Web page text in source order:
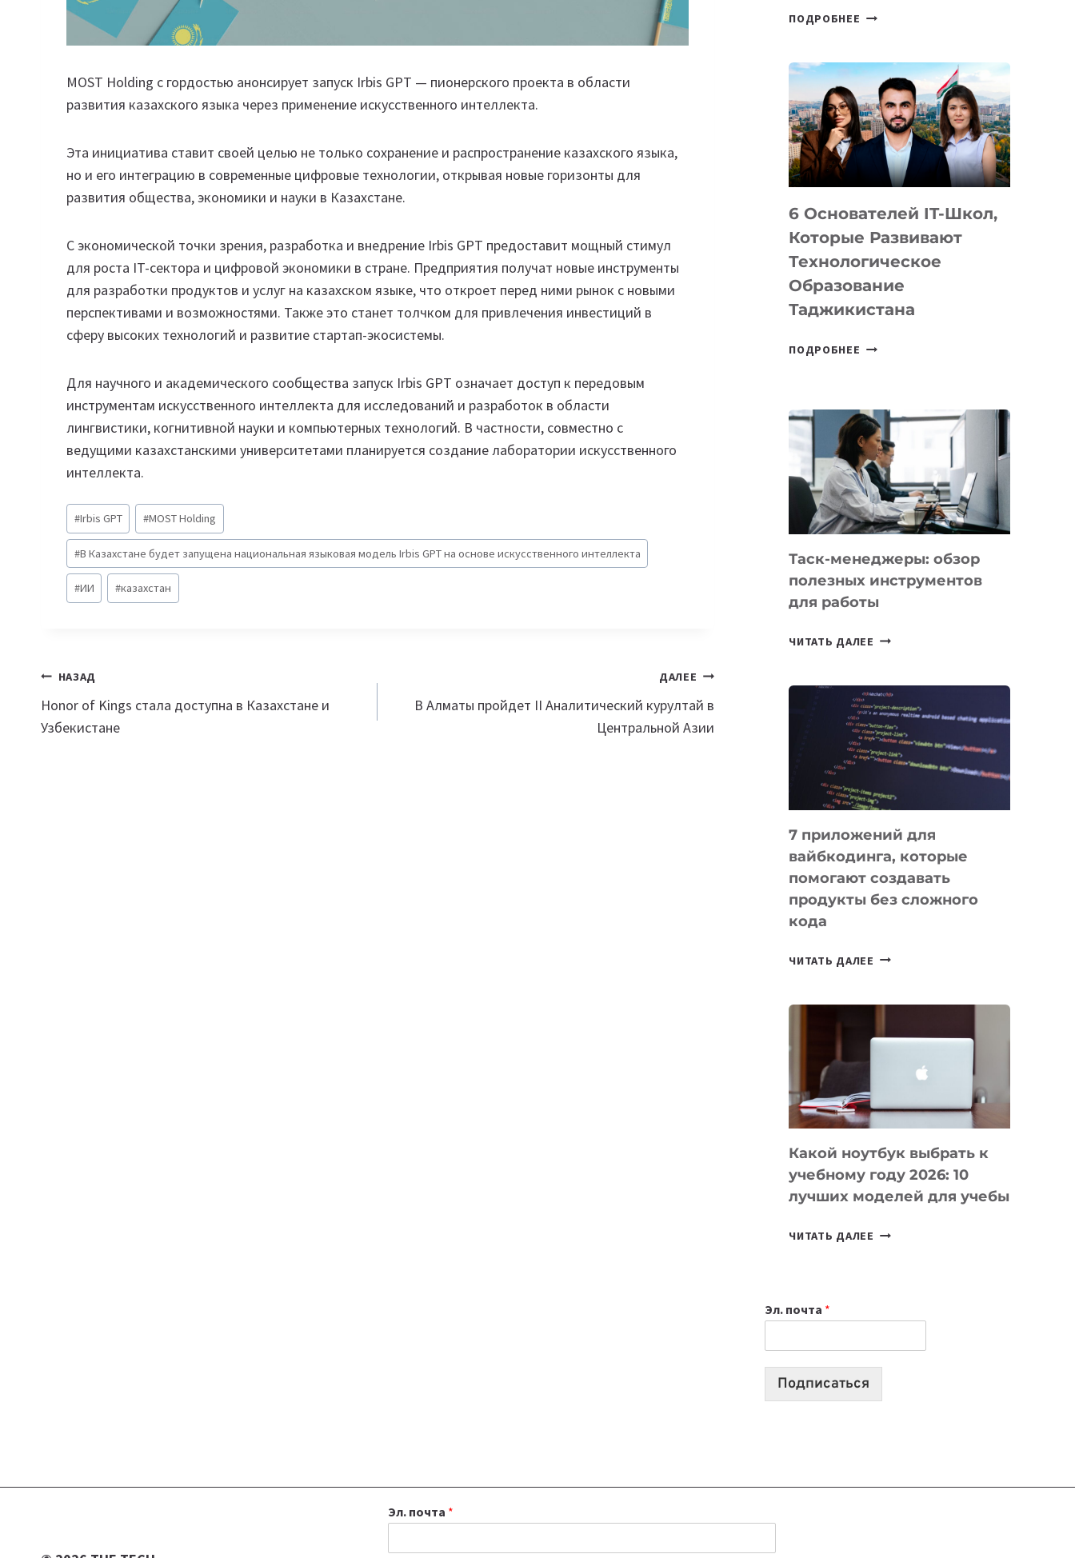
MOST Holding с гордостью анонсирует запуск Irbis GPT — пионерского проекта в области
развития казахского языка через применение искусственного интеллекта.
Эта инициатива ставит своей целью не только сохранение и распространение казахского языка,
но и его интеграцию в современные цифровые технологии, открывая новые горизонты для
развития общества, экономики и науки в Казахстане.
С экономической точки зрения, разработка и внедрение Irbis GPT предоставит мощный стимул
для роста IT-сектора и цифровой экономики в стране. Предприятия получат новые инструменты
для разработки продуктов и услуг на казахском языке, что откроет перед ними рынок с новыми
перспективами и возможностями. Также это станет толчком для привлечения инвестиций в
сферу высоких технологий и развитие стартап-экосистемы.
Для научного и академического сообщества запуск Irbis GPT означает доступ к передовым
инструментам искусственного интеллекта для исследований и разработок в области
лингвистики, когнитивной науки и компьютерных технологий. В частности, совместно с
ведущими казахстанскими университетами планируется создание лаборатории искусственного
интеллекта.
Метки
записи:
#Irbis GPT #MOST Holding
#В Казахстане будет запущена национальная языковая модель Irbis GPT на основе искусственного интеллекта
#ИИ #казахстан
Навигация
по
НАЗАД
Honor of Kings стала доступна в Казахстане и
Узбекистане
ДАЛЕЕ
В Алматы пройдет II Аналитический курултай в
Центральной Азии
ПОДРОБНЕЕ СТАЛИ
ВНЕШНЕГО
ВИДА
НОВОГО
УСТРОЙСТВА
OPENAI
6 Основателей IT-Школ,
Которые Развивают
Технологическое
Образование
Таджикистана
ПОДРОБНЕЕ
КОТОРЫЕ
РАЗВИВАЮТ
ТЕХНОЛОГИЧЕСКОЕ
ОБРАЗОВАНИЕ
ТАДЖИКИСТАНА
Таск-менеджеры: обзор
полезных инструментов
для работы
ЧИТАТЬ ДАЛЕЕ ТАСК-
ПОЛЕЗНЫХ
ИНСТРУМЕНТОВ
ДЛЯ
РАБОТЫ
7 приложений для
вайбкодинга, которые
помогают создавать
продукты без сложного
кода
ЧИТАТЬ ДАЛЕЕ
КОТОРЫЕ
СОЗДАВАТЬ
БЕЗ
КОДА
Какой ноутбук выбрать к
учебному году 2026: 10
лучших моделей для учебы
ЧИТАТЬ ДАЛЕЕ КАКОЙ
2026:
10
Эл. почта *
Подписаться
Эл. почта *